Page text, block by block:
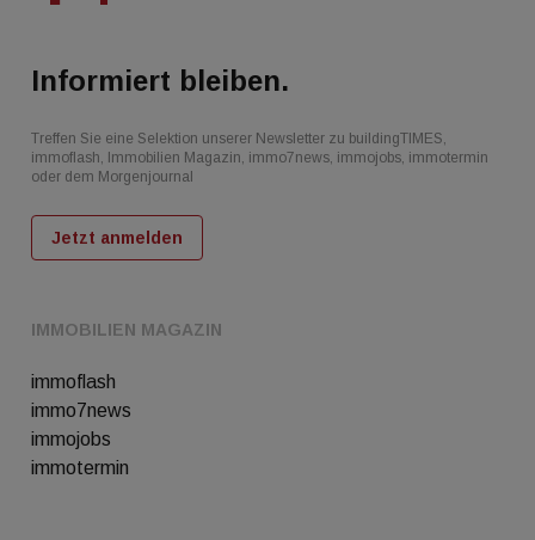
IMMOBILIEN MAGAZIN
immoflash
immo7news
immojobs
immotermin
Informiert bleiben.
Treffen Sie eine Selektion unserer Newsletter zu buildingTIMES,
immoflash, Immobilien Magazin, immo7news, immojobs, immotermin
oder dem Morgenjournal
Jetzt anmelden